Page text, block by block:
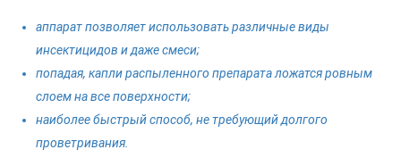
аппарат позволяет использовать различные виды
инсектицидов и даже смеси;
попадая, капли распыленного препарата ложатся ровным
слоем на все поверхности;
наиболее быстрый способ, не требующий долгого
проветривания.